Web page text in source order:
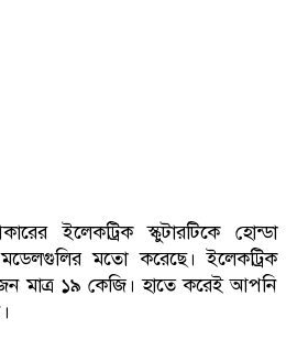
ইলেকট্রিক স্কুটারটিকে হোন্ডা
মতো করেছে। ইলেকট্রিক
মাত্র ১৯ কেজি। হাতে করেই আপনি